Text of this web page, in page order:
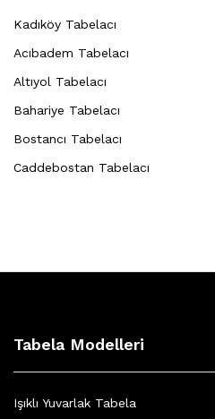
Kadıköy Tabelacı
Acıbadem Tabelacı
Altıyol Tabelacı
Bahariye Tabelacı
Bostancı Tabelacı
Caddebostan Tabelacı
Tabela Modelleri
Işıklı Yuvarlak Tabela